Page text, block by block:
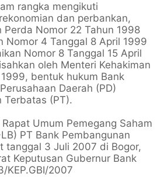
rangka mengikuti
dan perbankan,
Perda Nomor 22 Tahun 1998
Nomor 4 Tanggal 8 April 1999
Nomor 8 Tanggal 15 April
oleh Menteri Kehakiman
bentuk hukum Bank
Daerah (PD)
Terbatas (PT).
Umum Pemegang Saham
PT Bank Pembangunan
tanggal 3 Juli 2007 di Bogor,
Keputusan Gubernur Bank
KEP.GBI/2007